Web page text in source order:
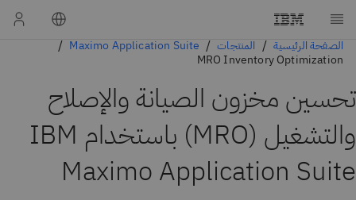
الصفحة الرئيسية المنتجات
Maximo Application Suite
MRO Inventory Optimization
تحسين مخزون الصيانة والإصلاح
والتشغيل (MRO)
باستخدام IBM
Maximo Application Suite